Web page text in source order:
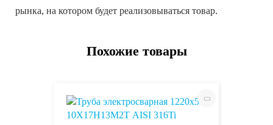
рынка, на котором будет реализовываться товар.
Похожие товары